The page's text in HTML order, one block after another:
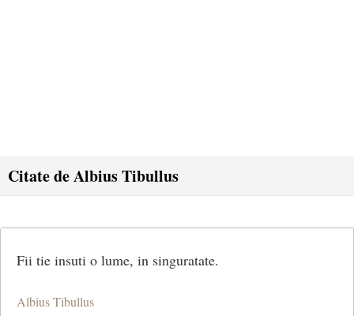
Citate de Albius Tibullus
Fii tie insuti o lume, in singuratate.
Albius Tibullus